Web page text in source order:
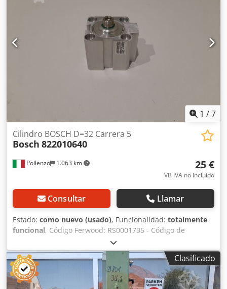
1 /7
Pollenzo 1.063 km
Cilindro BOSCH D=32 Carrera 5
Bosch 822010640
25 €
VB IVA no incluído
Consultar Llamar
Estado: como nuevo (usado), Funcionalidad: totalmente
funcional, Código Ferwood: RS0001735 - Código de
fabricante: 822010640 - Estado: Como nuevo (artículo de
exposición) - Funcionalidad: Totalmente funcional -
Máquina compatible: - Si está interesado, ofrecemos
servicio de reacondicionamiento, contáctenos. 1KG
20X20X20 Crsdpfjymd Nnox Adqjf
Clasificado